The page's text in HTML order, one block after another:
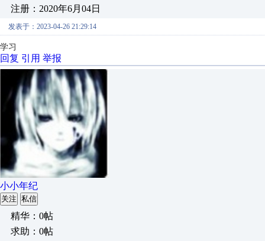
注册：2020年6月04日
发表于：2023-04-26 21:29:14
学习
回复 引用 举报
小小年纪
关注 私信
精华：0帖
求助：0帖